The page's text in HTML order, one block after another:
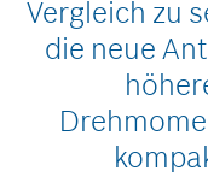
Vergleich zu
die neue